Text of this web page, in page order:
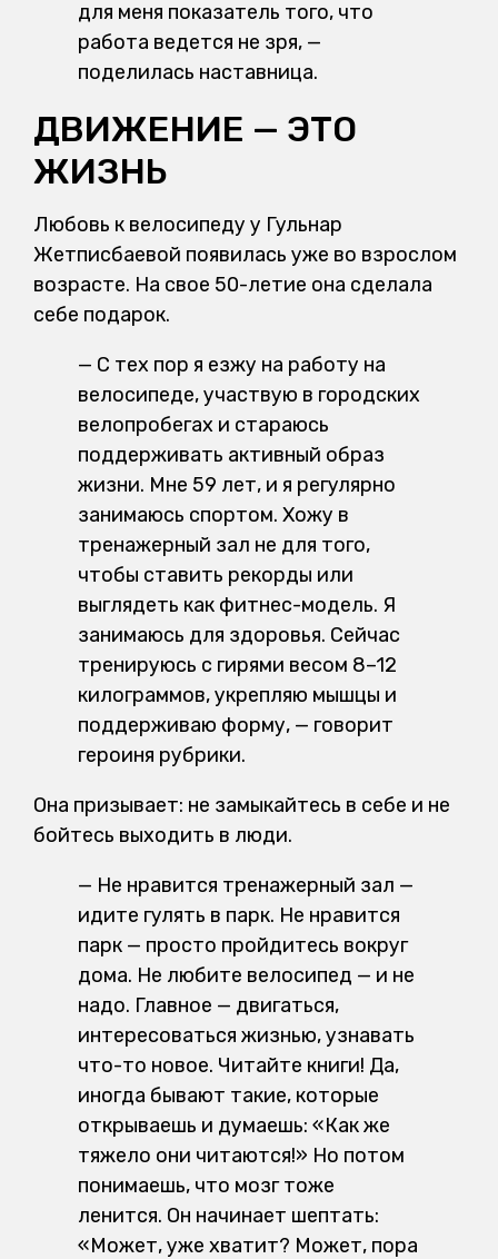
для меня показатель того, что
работа ведется не зря, —
поделилась наставница.
ДВИЖЕНИЕ — ЭТО
ЖИЗНЬ
Любовь к велосипеду у Гульнар
Жетписбаевой появилась уже во взрослом
возрасте. На свое 50-летие она сделала
себе подарок.
— С тех пор я езжу на работу на
велосипеде, участвую в городских
велопробегах и стараюсь
поддерживать активный образ
жизни. Мне 59 лет, и я регулярно
занимаюсь спортом. Хожу в
тренажерный зал не для того,
чтобы ставить рекорды или
выглядеть как фитнес-модель. Я
занимаюсь для здоровья. Сейчас
тренируюсь с гирями весом 8–12
килограммов, укрепляю мышцы и
поддерживаю форму, — говорит
героиня рубрики.
Она призывает: не замыкайтесь в себе и не
бойтесь выходить в люди.
— Не нравится тренажерный зал —
идите гулять в парк. Не нравится
парк — просто пройдитесь вокруг
дома. Не любите велосипед — и не
надо. Главное — двигаться,
интересоваться жизнью, узнавать
что-то новое. Читайте книги! Да,
иногда бывают такие, которые
открываешь и думаешь: «Как же
тяжело они читаются!» Но потом
понимаешь, что мозг тоже
ленится. Он начинает шептать:
«Может, уже хватит? Может, пора